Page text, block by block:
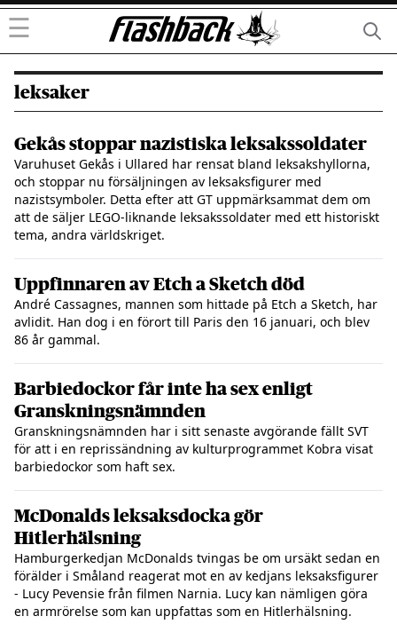
☰
leksaker
Gekås stoppar nazistiska leksakssoldater
Varuhuset Gekås i Ullared har rensat bland leksakshyllorna,
och stoppar nu försäljningen av leksaksfigurer med
nazistsymboler. Detta efter att GT uppmärksammat dem om
att de säljer LEGO-liknande leksakssoldater med ett historiskt
tema, andra världskriget.
Uppfinnaren av Etch a Sketch död
André Cassagnes, mannen som hittade på Etch a Sketch, har
avlidit. Han dog i en förort till Paris den 16 januari, och blev
86 år gammal.
Barbiedockor får inte ha sex enligt
Granskningsnämnden
Granskningsnämnden har i sitt senaste avgörande fällt SVT
för att i en reprissändning av kulturprogrammet Kobra visat
barbiedockor som haft sex.
McDonalds leksaksdocka gör
Hitlerhälsning
Hamburgerkedjan McDonalds tvingas be om ursäkt sedan en
förälder i Småland reagerat mot en av kedjans leksaksfigurer
- Lucy Pevensie från filmen Narnia. Lucy kan nämligen göra
en armrörelse som kan uppfattas som en Hitlerhälsning.